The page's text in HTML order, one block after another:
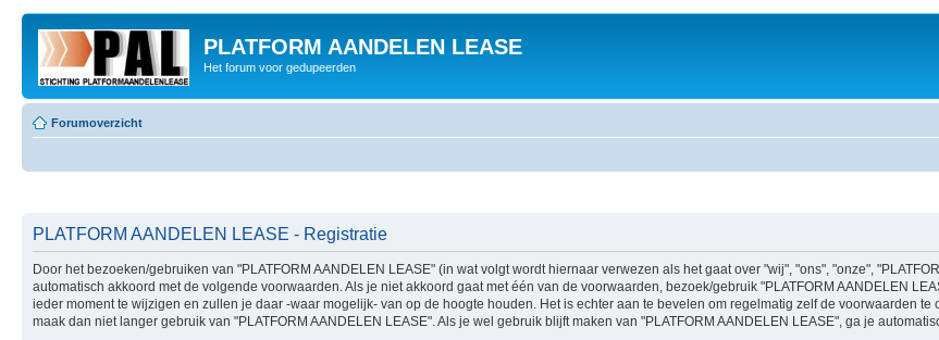
PLATFORM AANDELEN LEASE
Het forum voor gedupeerden
Forumoverzicht
PLATFORM AANDELEN LEASE - Registratie
Door het bezoeken/gebruiken van "PLATFORM AANDELEN LEASE" (in wat volgt wordt hiernaar verwezen als het gaat over "wij", "ons", "onze",
automatisch akkoord met de volgende voorwaarden. Als je niet akkoord gaat met één van de voorwaarden, bezoek/gebruik "PLATFORM AANDELEN
ieder moment te wijzigen en zullen je daar -waar mogelijk- van op de hoogte houden. Het is echter aan te bevelen om regelmatig zelf de voorwaarden
maak dan niet langer gebruik van "PLATFORM AANDELEN LEASE". Als je wel gebruik blijft maken van "PLATFORM AANDELEN LEASE", ga je